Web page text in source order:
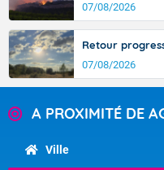
07/08/2026
Retour
07/08/2026
A PROXIMITÉ DE
Ville